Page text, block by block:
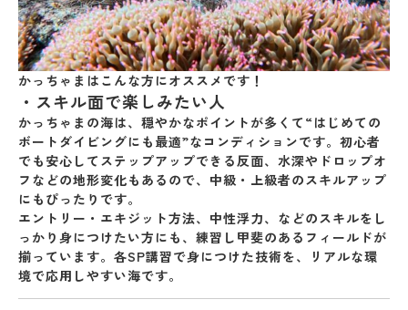
かっちゃまはこんな方にオススメです！
・ スキル面で楽しみたい人
かっちゃまの海は、穏やかなポイントが多くて“はじめての
ボートダイビングにも最適”なコンディションです。初心者
でも安心してステップアップできる反面、水深やドロップオ
フなどの地形変化もあるので、中級・上級者のスキルアップ
にもぴったりです。
エントリー・エキジット方法、中性浮力、などのスキルをし
っかり身につけたい方にも、練習し甲斐のあるフィールドが
揃っています。各SP講習で身につけた技術を、
リアルな環
境で応用しやすい海です。